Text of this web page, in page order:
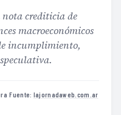
nota crediticia de
macroeconómicos
incumplimiento,
·Fuente: lajornadaweb.com.ar